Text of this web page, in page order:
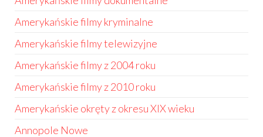
Amerykańskie filmy kryminalne
Amerykańskie filmy telewizyjne
Amerykańskie filmy z 2004 roku
Amerykańskie filmy z 2010 roku
Amerykańskie okręty z okresu XIX wieku
Annopole Nowe